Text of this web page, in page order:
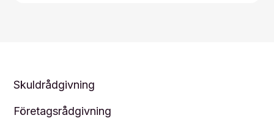
Skuldrådgivning
Företagsrådgivning